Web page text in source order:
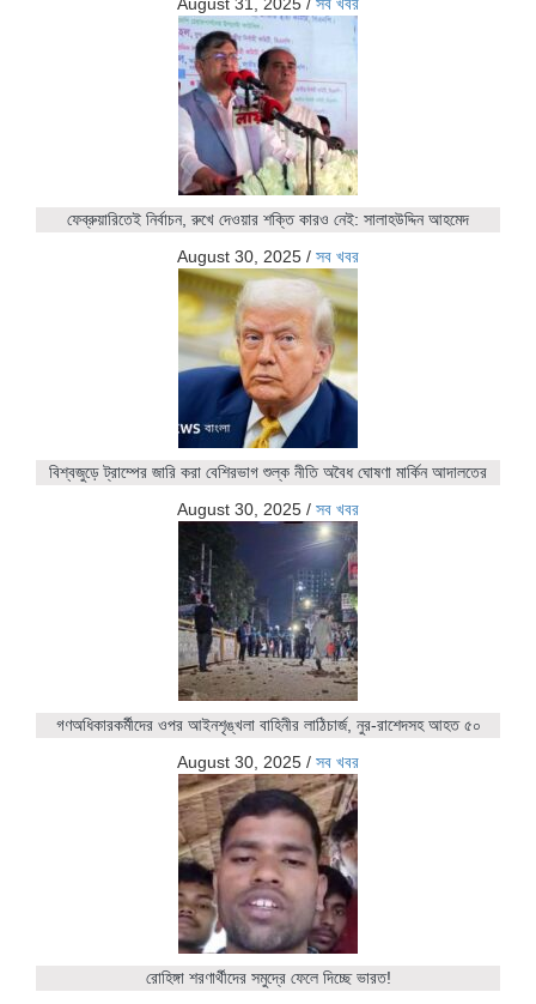
ফেব্রুয়ারিতেই নির্বাচন, রুখে দেওয়ার শক্তি কারও নেই: সালাহউদ্দিন আহমেদ
August 30, 2025 / সব খবর
বিশ্বজুড়ে ট্রাম্পের জারি করা বেশিরভাগ শুল্ক নীতি অবৈধ ঘোষণা মার্কিন আদালতের
August 30, 2025 / সব খবর
গণঅধিকারকর্মীদের ওপর আইনশৃঙ্খলা বাহিনীর লাঠিচার্জ, নুর-রাশেদসহ আহত ৫০
August 30, 2025 / সব খবর
রোহিঙ্গা শরণার্থীদের সমুদ্রে ফেলে দিচ্ছে ভারত!